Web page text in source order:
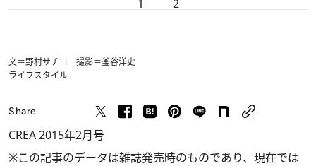
1 2
文＝野村サチコ 撮影＝釜谷洋史
ライフスタイル
Share
CREA 2015年2月号
※この記事のデータは雑誌発売時のものであり、現在では